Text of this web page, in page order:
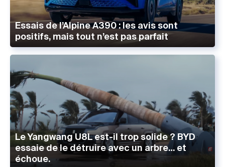
Essais de l’Alpine A390 : les avis sont
positifs, mais tout n’est pas parfait
Le Yangwang U8L est-il trop solide ? BYD
essaie de le détruire avec un arbre… et
échoue.